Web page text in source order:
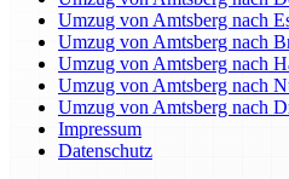
Umzug von Amtsberg nach
Umzug von Amtsberg nach
Umzug von Amtsberg nach
Umzug von Amtsberg nach
Umzug von Amtsberg nach
Impressum
Datenschutz